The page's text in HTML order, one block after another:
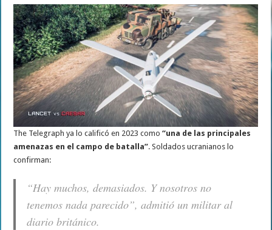
The Telegraph ya lo calificó en 2023 como“una de las principales
amenazas en el campo de batalla”. Soldados ucranianos lo
confirman:
“Hay muchos, demasiados. Y nosotros no
tenemos nada parecido”, admitió un militar al
diario británico.